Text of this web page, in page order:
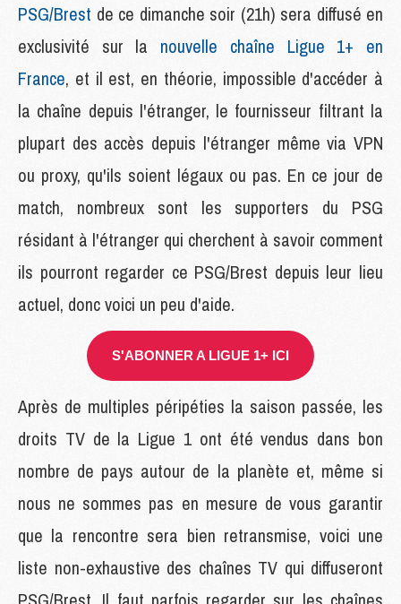
PSG/Brest de ce dimanche soir (21h) sera diffusé en
exclusivité sur la nouvelle chaîne Ligue 1+ en
France, et il est, en théorie, impossible d'accéder à
la chaîne depuis l'étranger, le fournisseur filtrant la
plupart des accès depuis l'étranger même via VPN
ou proxy, qu'ils soient légaux ou pas. En ce jour de
match, nombreux sont les supporters du PSG
résidant à l'étranger qui cherchent à savoir comment
ils pourront regarder ce PSG/Brest depuis leur lieu
actuel, donc voici un peu d'aide.
S'ABONNER A LIGUE 1+ ICI
Après de multiples péripéties la saison passée, les
droits TV de la Ligue 1 ont été vendus dans bon
nombre de pays autour de la planète et, même si
nous ne sommes pas en mesure de vous garantir
que la rencontre sera bien retransmise, voici une
liste non-exhaustive des chaînes TV qui diffuseront